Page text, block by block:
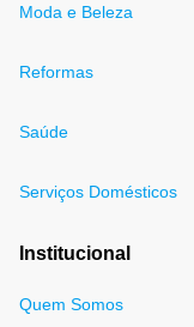
Moda e Beleza
Reformas
Saúde
Serviços Domésticos
Institucional
Quem Somos